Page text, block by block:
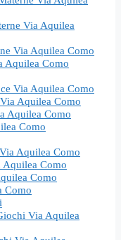
Via Aquilea
Via Aquilea Como
Aquilea Como
Via Aquilea Como
Aquilea Como
Aquilea Como
Como
Aquilea Como
Aquilea Como
Como
Como
Via Aquilea